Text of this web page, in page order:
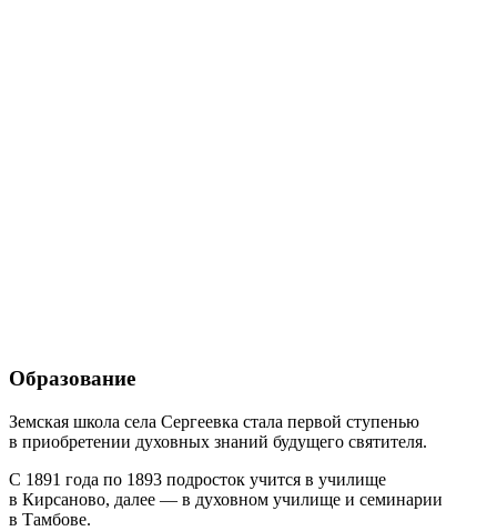
Образование
Земская школа села Сергеевка стала первой ступенью
в приобретении духовных знаний будущего святителя.
С 1891 года по 1893 подросток учится в училище
в Кирсаново, далее — в духовном училище и семинарии
в Тамбове.